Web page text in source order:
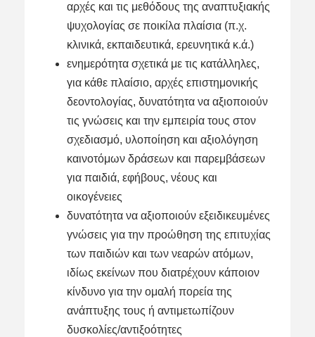
αρχές και τις μεθόδους της αναπτυξιακής
ψυχολογίας σε ποικίλα πλαίσια (π.χ.
κλινικά, εκπαιδευτικά, ερευνητικά κ.ά.)
ενημερότητα σχετικά με τις κατάλληλες,
για κάθε πλαίσιο, αρχές επιστημονικής
δεοντολογίας, δυνατότητα να αξιοποιούν
τις γνώσεις και την εμπειρία τους στον
σχεδιασμό, υλοποίηση και αξιολόγηση
καινοτόμων δράσεων και παρεμβάσεων
για παιδιά, εφήβους, νέους και
οικογένειες
δυνατότητα να αξιοποιούν εξειδικευμένες
γνώσεις για την προώθηση της επιτυχίας
των παιδιών και των νεαρών ατόμων,
ιδίως εκείνων που διατρέχουν κάποιον
κίνδυνο για την ομαλή πορεία της
ανάπτυξης τους ή αντιμετωπίζουν
δυσκολίες/αντιξοότητες